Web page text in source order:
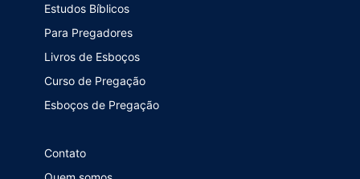
Estudos Bíblicos
Para Pregadores
Livros de Esboços
Curso de Pregação
Esboços de Pregação
Contato